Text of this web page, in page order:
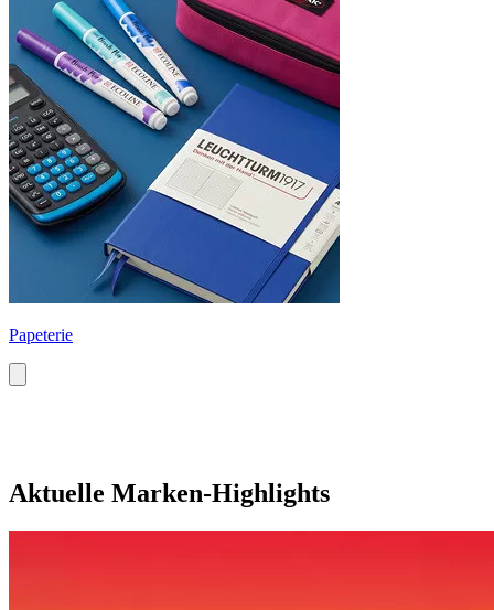
Papeterie
Aktuelle Marken-Highlights